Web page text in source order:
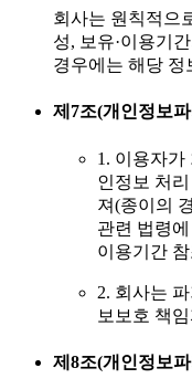
회사는 원칙적으
성, 보유·이용기
경우에는 해당 정
제7조(개인정보
1. 이용자가
인정보 처
져(종이의
관련 법령
이용기간
2. 회사는
보보호 책
제8조(개인정보